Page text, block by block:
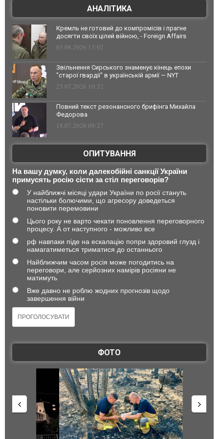
АНАЛІТИКА
Кремль не готовий до компромісів і прагне
досягти своїх цілей війною, - Foreign Affairs
03.08.2026 13:02
Звільнення Сирського знаменує кінець епохи
"старої гвардії" в українській армії — NYT
23.07.2026 10:32
Повний текст резонансного брифінга Михайла
Федорова
18.07.2026 09:27
ОПИТУВАННЯ
На вашу думку, коли далекобійні санкції України
примусять росію сісти за стіл переговорів?
У найближчі місяці удари України по росії стануть
настільки болючими, що агресору доведеться
поновити перемовини
Цього року не варто чекати поновлення переговорного
процесу. А от наступного - можливо все
рф навпаки піде на ескалацію попри здоровий глузд і
намагатиметься триматися до останнього
Найближчим часом росія може погодитись на
переговори, але серйозних намірів росіяни не
матимуть
Вже давно не роблю жодних прогнозів щодо
завершення війни
ФОТО